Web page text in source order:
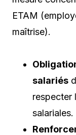
ETAM
maîtrise).
salariés
respecter
salariales.